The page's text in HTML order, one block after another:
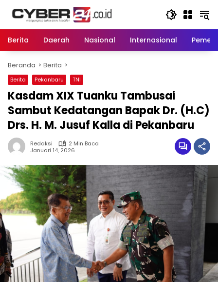
Berita
Daerah Nasional Internasional
Beranda Berita
Berita Pekanbaru TNI
Kasdam XIX Tuanku Tambusai
Sambut Kedatangan Bapak Dr. (H.C)
Drs. H. M. Jusuf Kalla di Pekanbaru
Redaksi
2 Min Baca
Januari 14, 2026